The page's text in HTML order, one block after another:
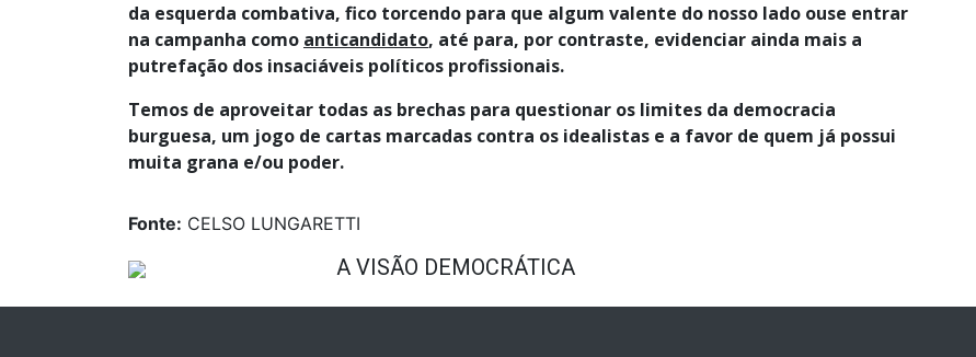
da esquerda combativa, fico torcendo para que algum valente do nosso lado ouse entrar
na campanha como anticandidato, até para, por contraste, evidenciar ainda mais a
putrefação dos insaciáveis políticos profissionais.
Temos de aproveitar todas as brechas para questionar os limites da democracia
burguesa, um jogo de cartas marcadas contra os idealistas e a favor de quem já possui
muita grana e/ou poder.
Fonte: CELSO LUNGARETTI
A VISÃO DEMOCRÁTICA